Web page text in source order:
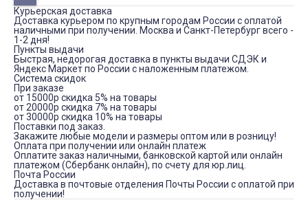
Курьерская доставка
Доставка курьером по крупным городам России с оплатой
наличными при получении. Москва и Санкт-Петербург всего -
1-2 дня!
Пункты выдачи
Быстрая, недорогая доставка в пункты выдачи СДЭК и
Яндекс Маркет по России с наложенным платежом.
Система скидок
При заказе
от 15000р скидка 5% на товары
от 20000р скидка 7% на товары
от 30000р скидка 10% на товары
Поставки под заказ.
Закажите любые модели и размеры оптом или в розницу!
Оплата при получении или онлайн платеж
Оплатите заказ наличными, банковской картой или онлайн
платежом (Сбербанк онлайн), по счету для юр.лиц.
Почта России
Доставка в почтовые отделения Почты России с оплатой при
получении!